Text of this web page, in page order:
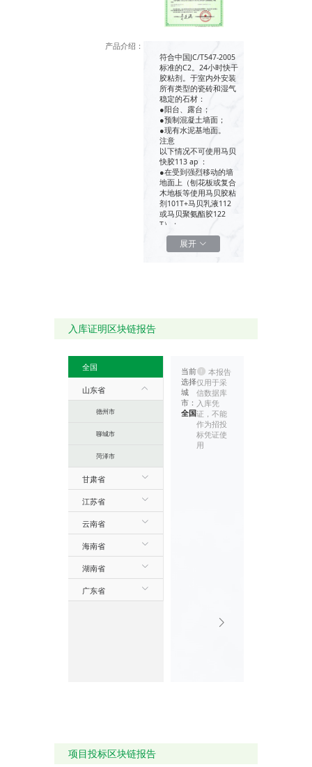
产品介绍：
符合中国JC/T547-2005
标准的C2。24小时快干
胶粘剂。于室内外安装
所有类型的瓷砖和湿气
稳定的石材：
●阳台、露台；
●预制混凝土墙面；
●现有水泥基地面。
注意
以下情况不可使用马贝
快胶113 ap ：
●在受到强烈移动的墙
地面上（刨花板或复合
木地板等使用马贝胶粘
剂101T+马贝乳液112
或马贝聚氨酯胶122
T）；
●金属表面（可用马贝
聚氨酯胶122T） ；
●在湿敏性极高的人造
或改造或天然的大理石
展开
入库证明区块链报告
全国
山东省
德州市
聊城市
菏泽市
甘肃省
江苏省
云南省
海南省
湖南省
广东省
当前
选择
城
市：
全国
本报告
仅用于采
信数据库
入库凭
证，不能
作为招投
标凭证使
用
项目投标区块链报告